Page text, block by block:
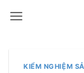
qua
KIỂM NGHIỆM